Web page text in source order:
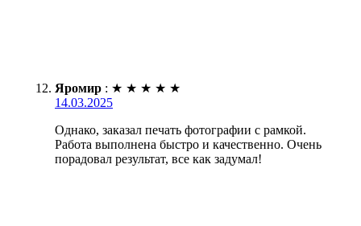
Яромир : ★ ★ ★ ★ ★
14.03.2025
Однако, заказал печать фотографии с рамкой.
Работа выполнена быстро и качественно. Очень
порадовал результат, все как задумал!